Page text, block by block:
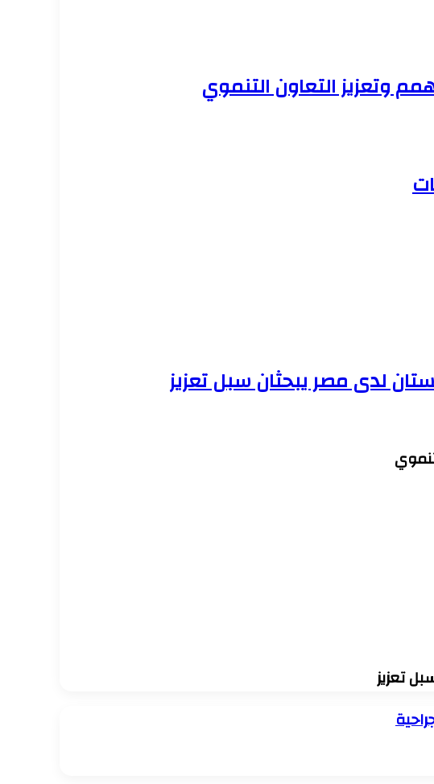
وتعزيز التعاون التنموي
لدى مصر يبحثان سبل تعزيز
تعزيز